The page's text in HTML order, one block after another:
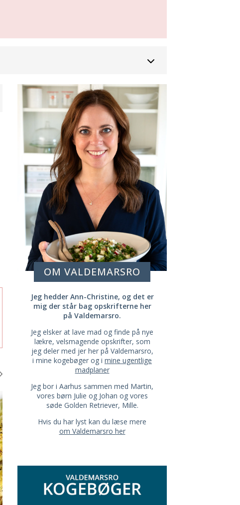
OM VALDEMARSRO
Jeg hedder Ann-Christine, og det er
mig der står bag opskrifterne her
på Valdemarsro.
Jeg elsker at lave mad og finde på nye
lækre, velsmagende opskrifter, som
jeg deler med jer her på Valdemarsro,
i mine kogebøger og i mine ugentlige
madplaner
Jeg bor i Aarhus sammen med Martin,
vores børn Julie og Johan og vores
søde Golden Retriever, Mille.
Hvis du har lyst kan du læse mere
om Valdemarsro her